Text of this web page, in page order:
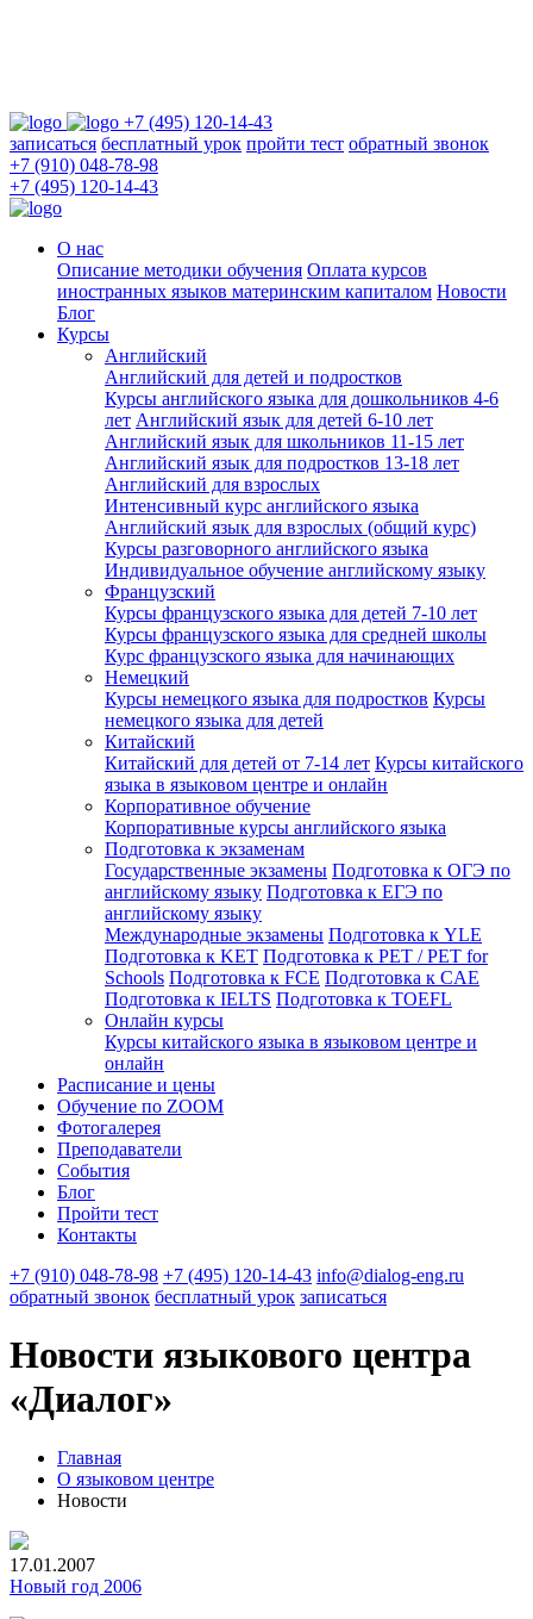
+7 (495) 120-14-43
записаться бесплатный урок пройти тест обратный звонок
+7 (910) 048-78-98
+7 (495) 120-14-43
О нас
Описание методики обучения Оплата курсов
иностранных языков материнским капиталом Новости
Блог
Курсы
Английский
Английский для детей и подростков
Курсы английского языка для дошкольников 4-6
лет Английский язык для детей 6-10 лет
Английский язык для школьников 11-15 лет
Английский язык для подростков 13-18 лет
Английский для взрослых
Интенсивный курс английского языка
Английский язык для взрослых (общий курс)
Курсы разговорного английского языка
Индивидуальное обучение английскому языку
Французский
Курсы французского языка для детей 7-10 лет
Курсы французского языка для средней школы
Курс французского языка для начинающих
Немецкий
Курсы немецкого языка для подростков Курсы
немецкого языка для детей
Китайский
Китайский для детей от 7-14 лет Курсы китайского
языка в языковом центре и онлайн
Корпоративное обучение
Корпоративные курсы английского языка
Подготовка к экзаменам
Государственные экзамены Подготовка к ОГЭ по
английскому языку Подготовка к ЕГЭ по
английскому языку
Международные экзамены Подготовка к YLE
Подготовка к KET Подготовка к PET / PET for
Schools Подготовка к FCE Подготовка к CAE
Подготовка к IELTS Подготовка к TOEFL
Онлайн курсы
Курсы китайского языка в языковом центре и
онлайн
Расписание и цены
Обучение по ZOOM
Фотогалерея
Преподаватели
События
Блог
Пройти тест
Контакты
+7 (910) 048-78-98 +7 (495) 120-14-43 info@dialog-eng.ru
обратный звонок бесплатный урок записаться
Новости языкового центра
«Диалог»
Главная
О языковом центре
Новости
17.01.2007
Новый год 2006